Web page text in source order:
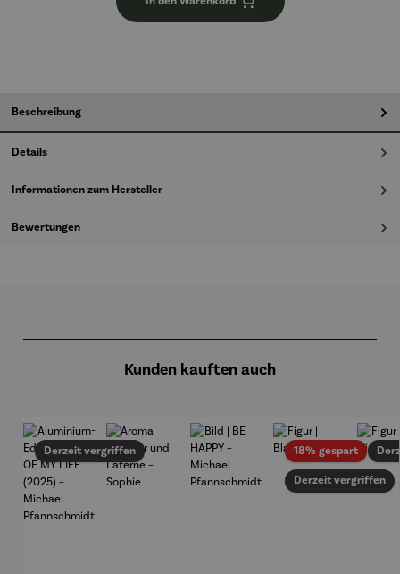
Beschreibung
Details
Informationen zum Hersteller
Bewertungen
Kunden kauften auch
Derzeit vergriffen
Derzeit vergriffen
18% gespartRabatt